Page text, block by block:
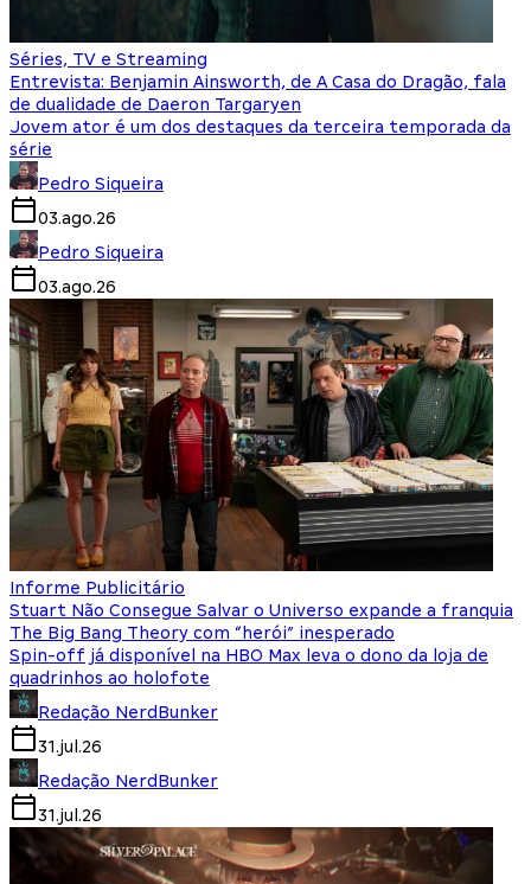
Séries, TV e Streaming
Entrevista: Benjamin Ainsworth, de A Casa do Dragão, fala
de dualidade de Daeron Targaryen
Jovem ator é um dos destaques da terceira temporada da
série
Pedro Siqueira
03.ago.26
Pedro Siqueira
03.ago.26
Informe Publicitário
Stuart Não Consegue Salvar o Universo expande a franquia
The Big Bang Theory com “herói” inesperado
Spin-off já disponível na HBO Max leva o dono da loja de
quadrinhos ao holofote
Redação NerdBunker
31.jul.26
Redação NerdBunker
31.jul.26